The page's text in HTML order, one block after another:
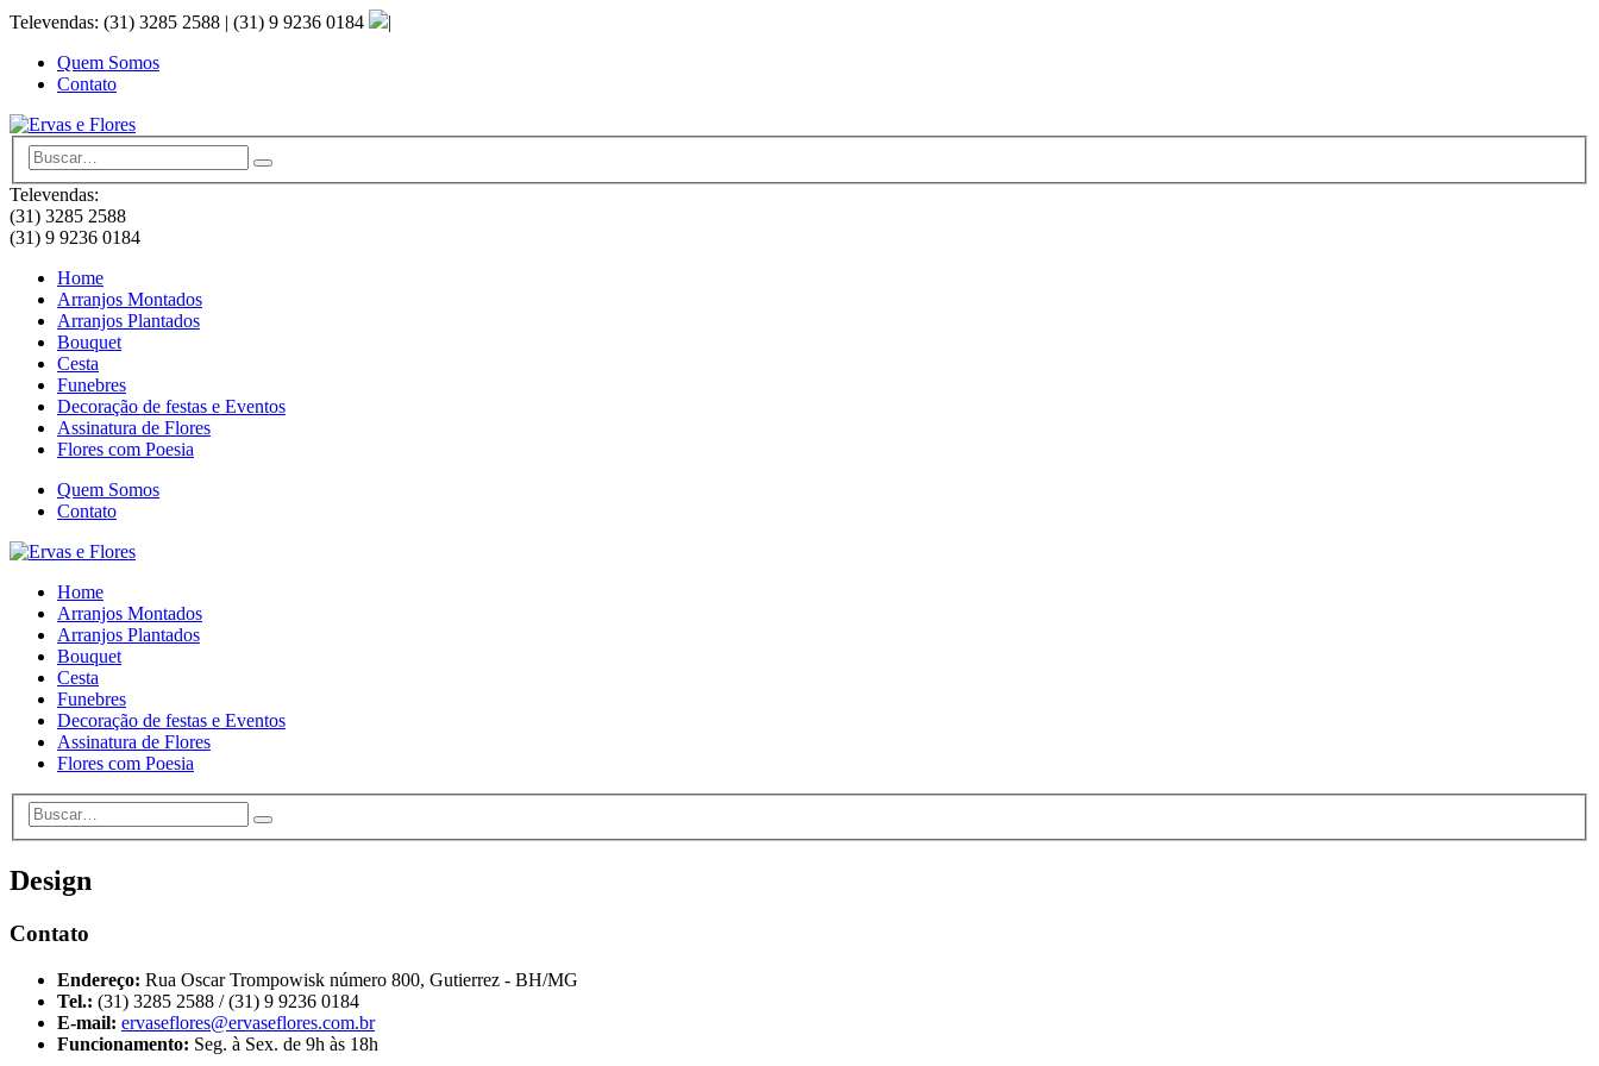
Televendas: (31) 3285 2588 | (31) 9 9236 0184
|
Quem Somos
Contato
Televendas:
(31) 3285 2588
(31) 9 9236 0184
Home
Arranjos Montados
Arranjos Plantados
Bouquet
Cesta
Funebres
Decoração de festas e Eventos
Assinatura de Flores
Flores com Poesia
Quem Somos
Contato
Home
Arranjos Montados
Arranjos Plantados
Bouquet
Cesta
Funebres
Decoração de festas e Eventos
Assinatura de Flores
Flores com Poesia
Design
Contato
Endereço: Rua Oscar Trompowisk número 800, Gutierrez - BH/MG
Tel.: (31) 3285 2588 / (31) 9 9236 0184
E-mail: ervaseflores@ervaseflores.com.br
Funcionamento: Seg. à Sex. de 9h às 18h